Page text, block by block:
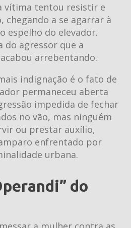
vítima tentou resistir e
chegando a se agarrar à
espelho do elevador.
do agressor que a
arrebentando.
indignação é o fato de
permaneceu aberta
impedida de fechar
no vão, mas ninguém
ou prestar auxílio,
enfrentado por
urbana.
do